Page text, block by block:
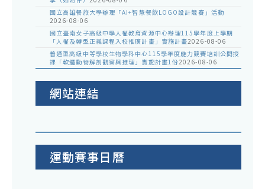
國立高雄餐旅大學辦理「AI+智慧餐飲LOGO設計競賽」活動
2026-08-06
國立臺南女子高級中學人權教育資源中心辦理115學年度上學期
「人權及轉型正義課程入校推廣計畫」實施計畫2026-08-06
普通型高級中等學校生物學科中心115學年度能力競賽培訓公開授
課「軟體動物解剖觀察與推理」實施計畫1份2026-08-06
網站連結
運動賽事日曆